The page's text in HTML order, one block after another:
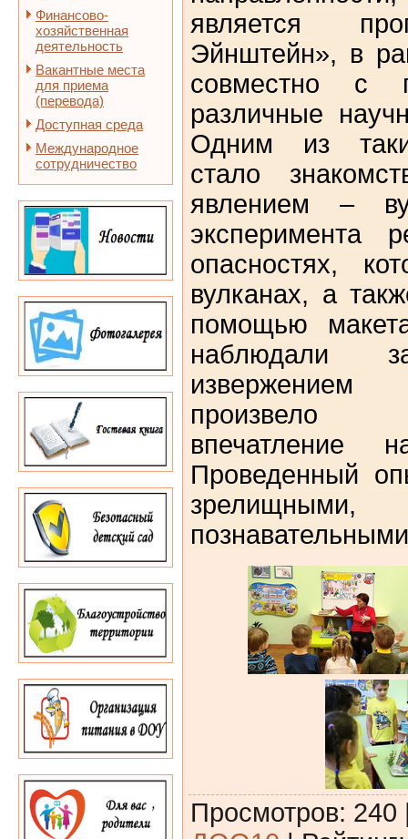
Финансово-
хозяйственная
деятельность
Вакантные места
для приема
(перевода)
Доступная среда
Международное
сотрудничество
является
Эйнштейн», в
совместно с
различные
Одним из
стало
явлением –
эксперимента
опасностях,
вулканах, а
помощью
произвело
впечатление
Проведенный
Просмотров: 240